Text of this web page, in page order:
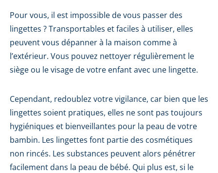
Pour vous, il est impossible de vous passer des
lingettes ? Transportables et faciles à utiliser, elles
peuvent vous dépanner à la maison comme à
l’extérieur. Vous pouvez nettoyer régulièrement le
siège ou le visage de votre enfant avec une lingette.
Cependant, redoublez votre vigilance, car bien que les
lingettes soient pratiques, elles ne sont pas toujours
hygiéniques et bienveillantes pour la peau de votre
bambin. Les lingettes font partie des cosmétiques
non rincés. Les substances peuvent alors pénétrer
facilement dans la peau de bébé. Qui plus est, si le